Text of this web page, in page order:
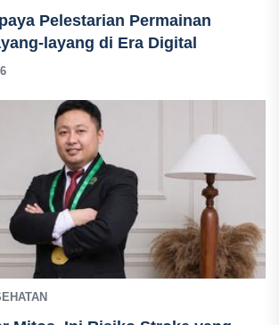
Pelestarian Permainan
layang di Era Digital